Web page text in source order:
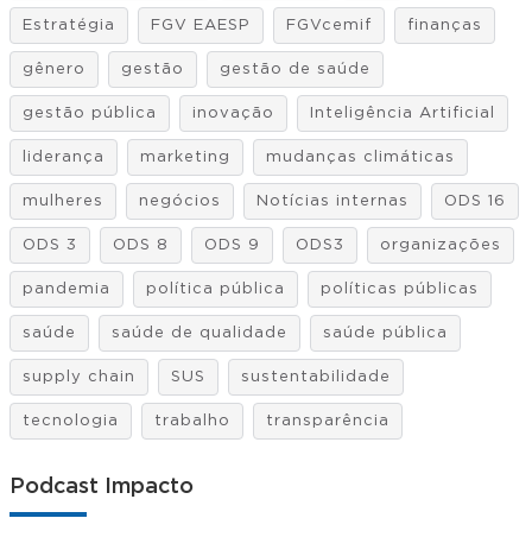
Estratégia FGV EAESP FGVcemif finanças
gênero gestão gestão de saúde
gestão pública inovação Inteligência Artificial
liderança marketing mudanças climáticas
mulheres negócios Notícias internas ODS 16
ODS 3 ODS 8 ODS 9 ODS3 organizações
pandemia política pública políticas públicas
saúde saúde de qualidade saúde pública
supply chain SUS sustentabilidade
tecnologia trabalho transparência
Podcast Impacto